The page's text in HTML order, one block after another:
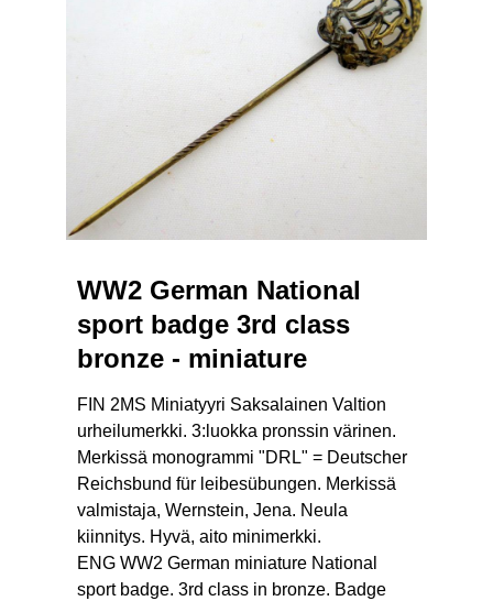
WW2 German National
sport badge 3rd class
bronze - miniature
FIN 2MS Miniatyyri Saksalainen Valtion
urheilumerkki. 3:luokka pronssin värinen.
Merkissä monogrammi "DRL" = Deutscher
Reichsbund für leibesübungen. Merkissä
valmistaja, Wernstein, Jena. Neula
kiinnitys. Hyvä, aito minimerkki.
ENG WW2 German miniature National
sport badge. 3rd class in bronze. Badge